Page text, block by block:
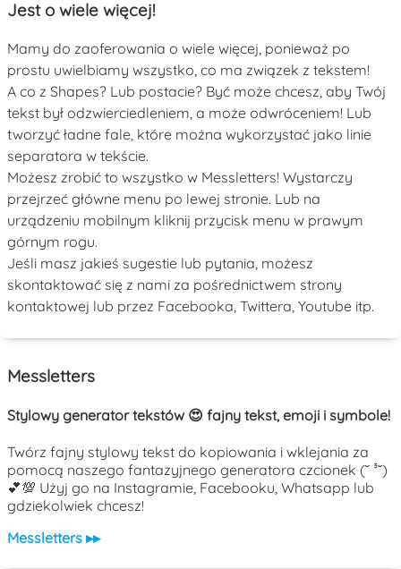
Jest o wiele więcej!
Mamy do zaoferowania o wiele więcej, ponieważ po
prostu uwielbiamy wszystko, co ma związek z tekstem!
A co z Shapes? Lub postacie? Być może chcesz, aby Twój
tekst był odzwierciedleniem, a może odwróceniem! Lub
tworzyć ładne fale, które można wykorzystać jako linie
separatora w tekście.
Możesz zrobić to wszystko w Messletters! Wystarczy
przejrzeć główne menu po lewej stronie. Lub na
urządzeniu mobilnym kliknij przycisk menu w prawym
górnym rogu.
Jeśli masz jakieś sugestie lub pytania, możesz
skontaktować się z nami za pośrednictwem strony
kontaktowej lub przez Facebooka, Twittera, Youtube itp.
Messletters
Stylowy generator tekstów 😍 fajny tekst, emoji i symbole!
Twórz fajny stylowy tekst do kopiowania i wklejania za
pomocą naszego fantazyjnego generatora czcionek (˘ ³˘)
💕💯 Użyj go na Instagramie, Facebooku, Whatsapp lub
gdziekolwiek chcesz!
Messletters ▸▸